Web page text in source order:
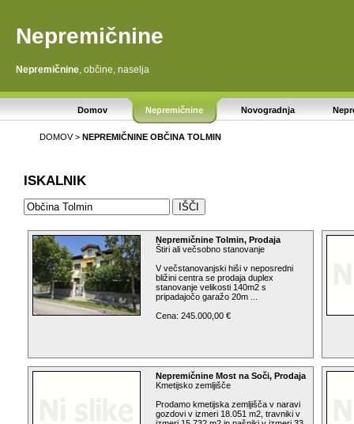
Nepremičnine
Nepremičnine , občine, naselja
Domov Nepremičnine Novogradnja
DOMOV> NEPREMIČNINE OBČINA TOLMIN
ISKALNIK
Nepremičnine Tolmin, Prodaja
Štiri ali večsobno stanovanje
V večstanovanjski hiši v neposredni
bližini centra se prodaja duplex
stanovanje velikosti 140m2 s
pripadajočo garažo 20m ...
Cena: 245.000,00 €
Nepremičnine Most na Soči, Prodaja
Kmetijsko zemljišče
Prodamo kmetijska zemljišča v naravi
gozdovi v izmeri 18.051 m2, travniki v